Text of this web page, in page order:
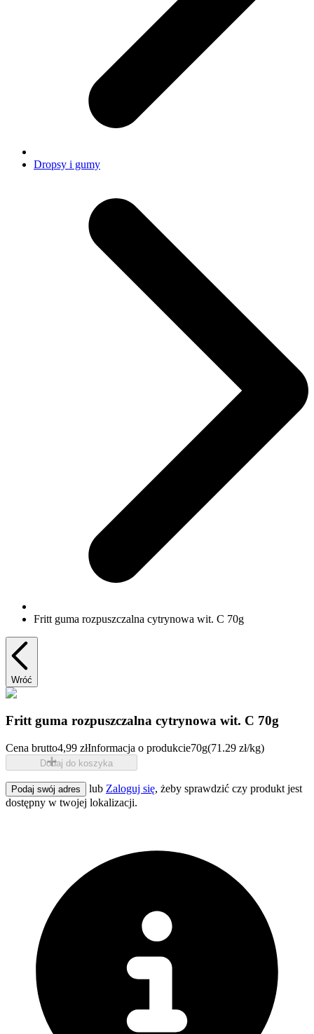
Dropsy i gumy
Fritt guma rozpuszczalna cytrynowa wit. C 70g
Wróć
Fritt guma rozpuszczalna cytrynowa wit. C 70g
Cena brutto4,99 złInformacja o produkcie70g(71.29 zł/kg)
Dodaj do koszyka
Podaj swój adres lub Zaloguj się, żeby sprawdzić czy produkt jest
dostępny w twojej lokalizacji.